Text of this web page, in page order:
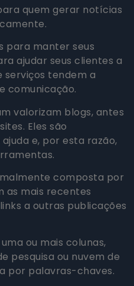
quem gerar notícias
para manter seus
ajudar seus clientes a
serviços tendem a
comunicação.
valorizam blogs, antes
Eles são
e, por esta razão,
composta por
as mais recentes
a outras publicações
ou mais colunas,
pesquisa ou nuvem de
por palavras-chaves.